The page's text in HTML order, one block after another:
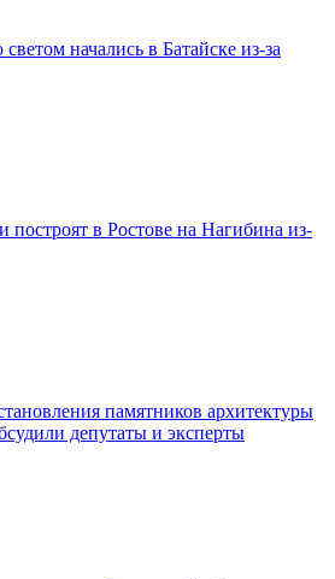
начались в Батайске из-за
в Ростове на Нагибина из-
памятников архитектуры
депутаты и эксперты